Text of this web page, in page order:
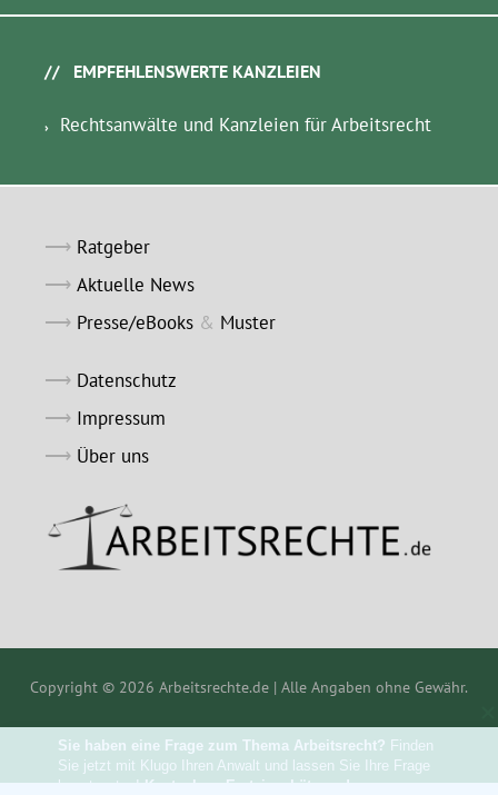
EMPFEHLENSWERTE KANZLEIEN
Rechtsanwälte und Kanzleien für Arbeitsrecht
Ratgeber
Aktuelle News
Presse/eBooks & Muster
Datenschutz
Impressum
Über uns
Copyright © 2026 Arbeitsrechte.de | Alle Angaben ohne Gewähr.
Sie jetzt mit Klugo Ihren Anwalt und lassen Sie Ihre Frage
beantworten! Kostenlose Ersteinschätzung!
Anzeige